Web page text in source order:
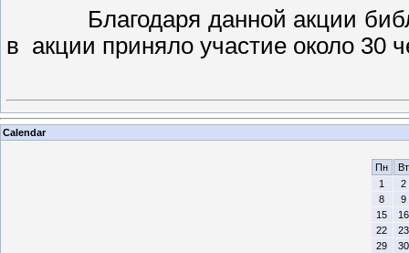
Благодаря данной акции
в акции приняло участие около 30
Calendar
Пн
Вт
1
2
8
9
15
16
22
23
29
30